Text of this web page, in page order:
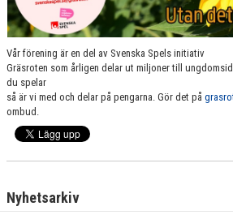
Vår förening är en del av Svenska Spels initiativ
Gräsroten som årligen delar ut miljoner till
du spelar
så är vi med och delar på pengarna. Gör det på
ombud.
Nyhetsarkiv